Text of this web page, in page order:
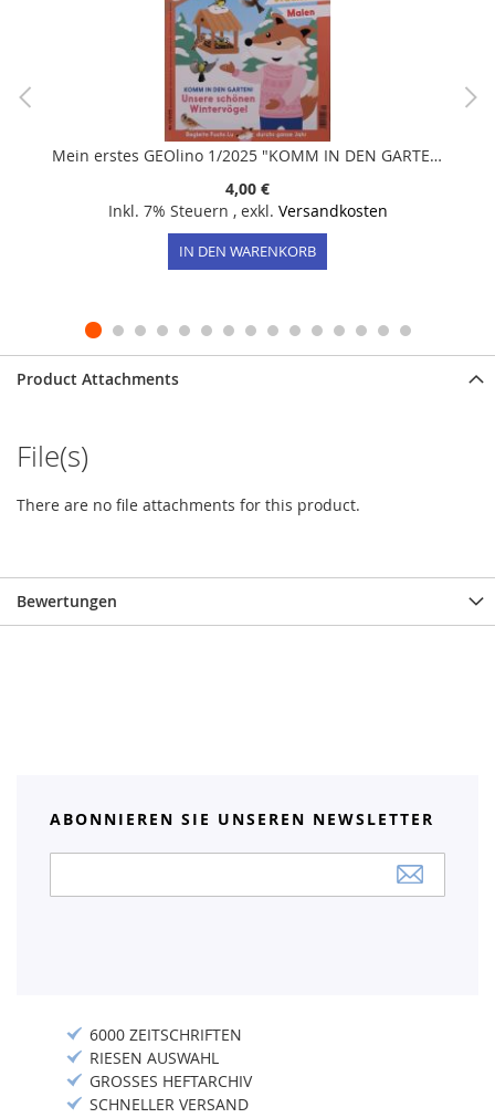
Mein erstes GEOlino 1/2025 "KOMM IN DEN GARTEN: Unsere schönsten Wintervögel"
4,00 €
Inkl. 7% Steuern , exkl. Versandkosten
IN DEN WARENKORB
Product Attachments
File(s)
There are no file attachments for this product.
Bewertungen
ABONNIEREN SIE UNSEREN NEWSLETTER
Newsletter:
6000 ZEITSCHRIFTEN
RIESEN AUSWAHL
GROSSES HEFTARCHIV
SCHNELLER VERSAND